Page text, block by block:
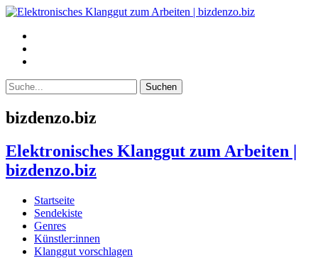
bizdenzo.biz
Elektronisches Klanggut zum Arbeiten |
bizdenzo.biz
Startseite
Sendekiste
Genres
Künstler:innen
Klanggut vorschlagen